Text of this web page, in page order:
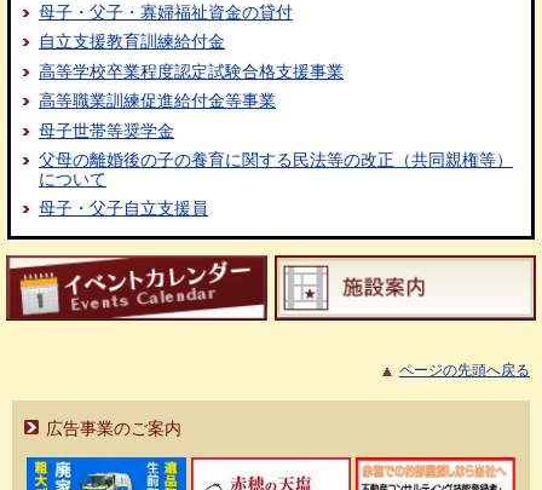
母子・父子・寡婦福祉資金の貸付
自立支援教育訓練給付金
高等学校卒業程度認定試験合格支援事業
高等職業訓練促進給付金等事業
母子世帯等奨学金
父母の離婚後の子の養育に関する民法等の改正（共同親権等）
について
母子・父子自立支援員
ページの先頭へ戻る
広告事業のご案内